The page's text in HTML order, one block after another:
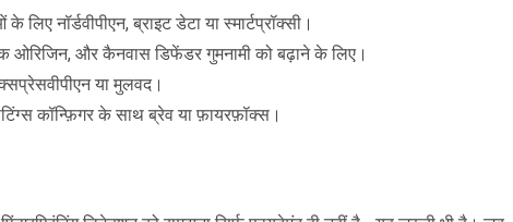
लिए नॉर्डवीपीएन, ब्राइट डेटा या स्मार्टप्रॉक्सी।
ओरिजिन, और कैनवास डिफेंडर गुमनामी को बढ़ाने के लिए।
या मुलवद।
कॉन्फ़िगर के साथ ब्रेव या फ़ायरफ़ॉक्स।